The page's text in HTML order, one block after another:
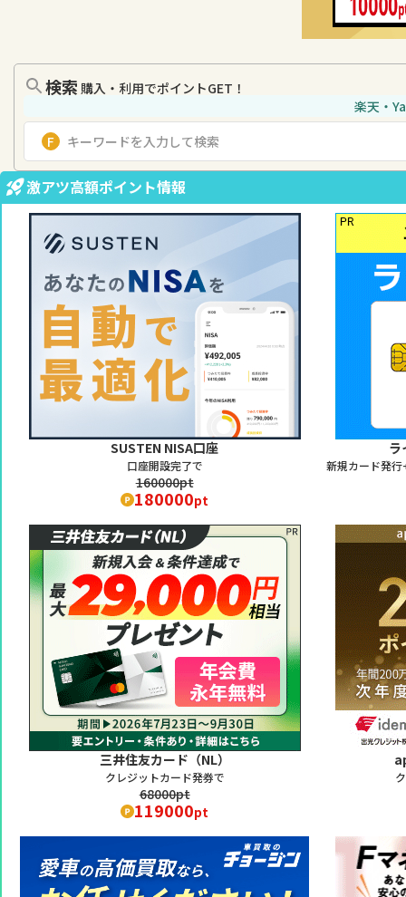
検索 購入・利用でポイントGET！
楽天・
激アツ高額ポイント情報
SUSTEN NISA口座
口座開設完了で
160000pt
180000pt
ラ
三井住友カード（NL）
クレジットカード発券で
68000pt
119000pt